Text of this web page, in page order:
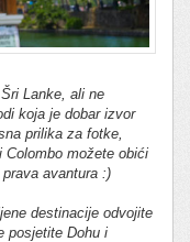
Lanke, ali ne
koja je dobar izvor
prilika za fotke,
Colombo možete obići
avantura :)
destinacije odvojite
posjetite Dohu i